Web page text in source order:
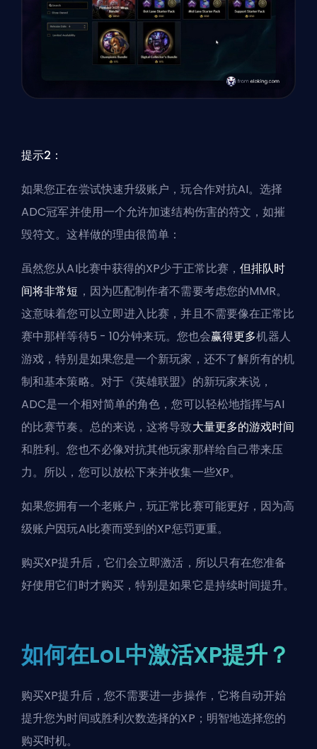
提示2：
如果您正在尝试快速升级账户，玩合作对抗AI。选择
ADC冠军并使用一个允许加速结构伤害的符文，如摧
毁符文。这样做的理由很简单：
虽然您从AI比赛中获得的XP少于正常比赛，但排队时
间将非常短 ，因为匹配制作者不需要考虑您的MMR。
这意味着您可以立即进入比赛，并且不需要像在正常比
赛中那样等待5 - 10分钟来玩。您也会赢得更多机器人
游戏，特别是如果您是一个新玩家，还不了解所有的机
制和基本策略。对于《英雄联盟》的新玩家来说，
ADC是一个相对简单的角色，您可以轻松地指挥与AI
的比赛节奏。总的来说，这将导致大量更多的游戏时间
和胜利。您也不必像对抗其他玩家那样给自己带来压
力。所以，您可以放松下来并收集一些XP。
如果您拥有一个老账户，玩正常比赛可能更好，因为高
级账户因玩AI比赛而受到的XP惩罚更重。
购买XP提升后，它们会立即激活，所以只有在您准备
好使用它们时才购买，特别是如果它是持续时间提升。
如何在LoL中激活XP提升？
购买XP提升后，您不需要进一步操作，它将自动开始
提升您为时间或胜利次数选择的XP；明智地选择您的
购买时机。